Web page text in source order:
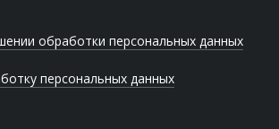
обработки персональных данных
персональных данных